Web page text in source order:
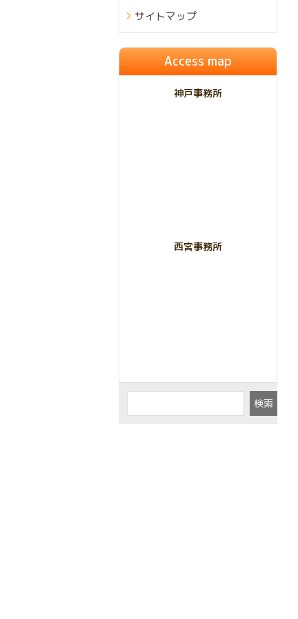
サイトマップ
Access map
神戸事務所
西宮事務所
検索